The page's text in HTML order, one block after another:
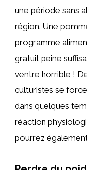
une période sans
région. Une
programme
gratuit peine
ventre horrible !
culturistes se
dans quelques
réaction
pourrez